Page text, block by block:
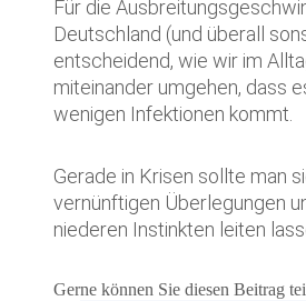
Für die
Deutschland (und überall
entscheidend, wie wir im
miteinander umgehen, dass
wenigen Infektionen kommt.
Gerade in Krisen sollte man
vernünftigen Überlegungen
niederen Instinkten leiten
Gerne können Sie diesen Beitrag